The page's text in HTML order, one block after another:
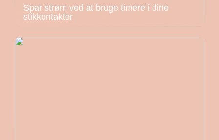
Spar strøm ved at bruge timere i dine
stikkontakter